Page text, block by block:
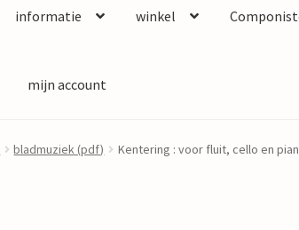
informatie winkel
mijn account
bladmuziek (pdf) Kentering : voor fluit, cello en